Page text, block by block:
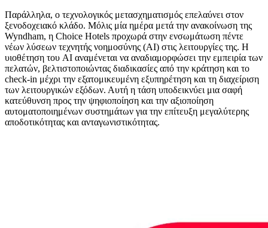
Παράλληλα, ο τεχνολογικός μετασχηματισμός επελαύνει στον
ξενοδοχειακό κλάδο. Μόλις μία ημέρα μετά την ανακοίνωση της
Wyndham, η Choice Hotels προχωρά στην ενσωμάτωση πέντε
νέων λύσεων τεχνητής νοημοσύνης (AI) στις λειτουργίες της. Η
υιοθέτηση του AI αναμένεται να αναδιαμορφώσει την εμπειρία των
πελατών, βελτιστοποιώντας διαδικασίες από την κράτηση και το
check-in μέχρι την εξατομικευμένη εξυπηρέτηση και τη διαχείριση
των λειτουργικών εξόδων. Αυτή η τάση υποδεικνύει μια σαφή
κατεύθυνση προς την ψηφιοποίηση και την αξιοποίηση
αυτοματοποιημένων συστημάτων για την επίτευξη μεγαλύτερης
αποδοτικότητας και ανταγωνιστικότητας.